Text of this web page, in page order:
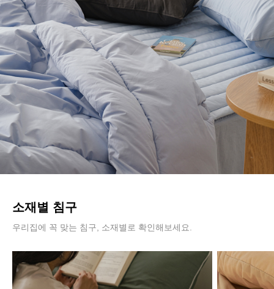
소재별 침구
우리집에 꼭 맞는 침구, 소재별로 확인해보세요.